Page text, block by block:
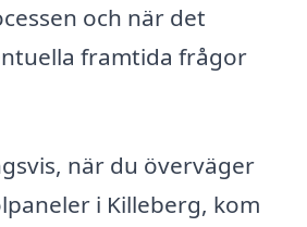
och när det
framtida frågor
när du överväger
i Killeberg, kom